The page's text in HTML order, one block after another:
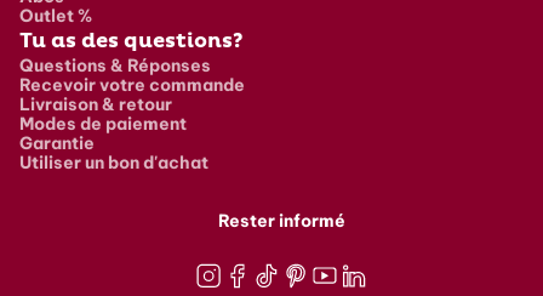
Outlet %
Tu as des questions?
Questions & Réponses
Recevoir votre commande
Livraison & retour
Modes de paiement
Garantie
Utiliser un bon d'achat
Rester informé